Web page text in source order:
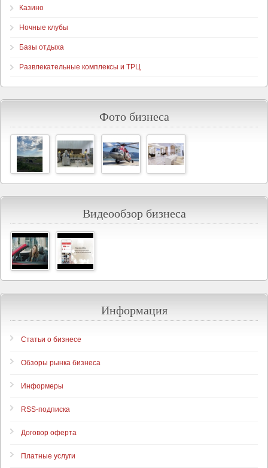
Казино
Ночные клубы
Базы отдыха
Развлекательные комплексы и ТРЦ
Фото бизнеса
Видеообзор бизнеса
Информация
Статьи о бизнесе
Обзоры рынка бизнеса
Информеры
RSS-подписка
Договор оферта
Платные услуги